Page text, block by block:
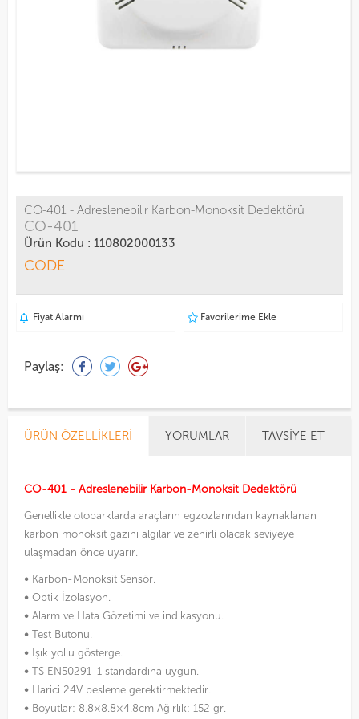
CO-401 - Adreslenebilir Karbon-Monoksit Dedektörü
CO-401
Ürün Kodu : 110802000133
CODE
Fiyat Alarmı Favorilerime Ekle
Paylaş:
ÜRÜN ÖZELLIKLERI YORUMLAR TAVSIYE ET
CO-401 - Adreslenebilir Karbon-Monoksit Dedektörü
Genellikle otoparklarda araçların egzozlarından kaynaklanan
karbon monoksit gazını algılar ve zehirli olacak seviyeye
ulaşmadan önce uyarır.
• Karbon-Monoksit Sensör.
• Optik İzolasyon.
• Alarm ve Hata Gözetimi ve indikasyonu.
• Test Butonu.
• Işık yollu gösterge.
• TS EN50291-1 standardına uygun.
• Harici 24V besleme gerektirmektedir.
• Boyutlar: 8.8×8.8×4.8cm Ağırlık: 152 gr.